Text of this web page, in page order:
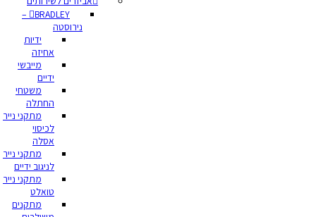
BRADLEY –
נירוסטה
ידיות
אחיזה
מייבשי
ידיים
משטחי
החתלה
מתקני נייר
לכיסוי
אסלה
מתקני נייר
לניגוב ידיים
מתקני נייר
טואלט
מתקנים